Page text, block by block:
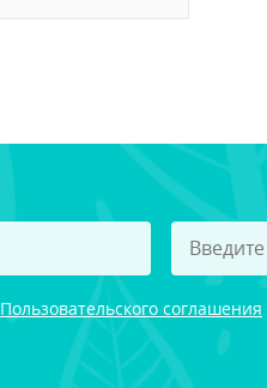
Пользовательского соглашения